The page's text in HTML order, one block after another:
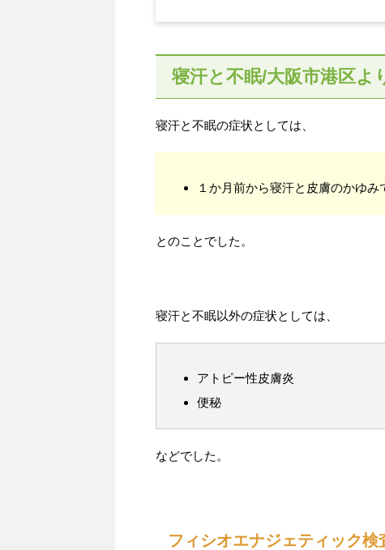
寝汗と不眠/大阪市港区よ
寝汗と不眠の症状としては、
１か月前から寝汗と皮膚のかゆみ
とのことでした。
寝汗と不眠以外の症状としては、
アトピー性皮膚炎
便秘
などでした。
フィシオエナジェティック